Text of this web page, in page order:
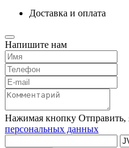
Доставка и оплата
Напишите нам
Нажимая кнопку Отправить,
персональных данных